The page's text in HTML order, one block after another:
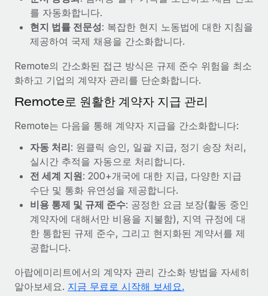
복리후생
손쉬운 직원 복리후생 관리
블로그
Remote 제품 관련 소식: Gusto 및 Xero와의 통합과
Remote의 사명은 모든 규모의 기업이 전 세계 어디서든 업무에 가
장 적합 사람을 찾아 채용 및 관리하고 급여를 지급하도록 돕는 것
입니다. 이를 위해 최근 몇 주 동안 새로운...
자세히 알아보기
Shootsta가 Remote를 통해 네 개의 시장에서 글로벌
채용을 확장한 방법
비디오 콘텐츠를 활용한 마케팅이 계속해서 인기를 끌면서, 기업들
에게는 흥미롭고 전문적인 비디오 제작이 어느 때보다 중요해졌습
니다. 그러나 대부분의 회사들은 그렇게 높은 품질의...
자세히 알아보기
를 자동화합니다.
현지 법률 전문성: 복잡한 현지 노동법에 대한 지침을
제공하여 국제 채용을 간소화합니다.
Remote의 간소화된 접근 방식은 규제 준수 위험을 최소
화하고 기업의 계약자 관리를 단순화합니다.
Remote로 원활한 계약자 지급 관리
Remote는 다음을 통해 계약자 지급을 간소화합니다:
자동 처리: 원클릭 승인, 일괄 지급, 정기 송장 처리,
실시간 추적을 자동으로 처리합니다.
전 세계 지원: 200+개국에 대한 지급, 다양한 지급
수단 및 통화 유연성을 제공합니다.
비용 통제 및 규제 준수: 공정한 요금 보장(활동 중인
계약자에 대해서만 비용을 지불함), 지역 규정에 대
한 통합된 규제 준수, 그리고 현지화된 계약서를 제
공합니다.
아랍에미리트에서의 계약자 관리 간소화 방법을 자세히
알아보세요. 지금 무료로 시작해 보세요.